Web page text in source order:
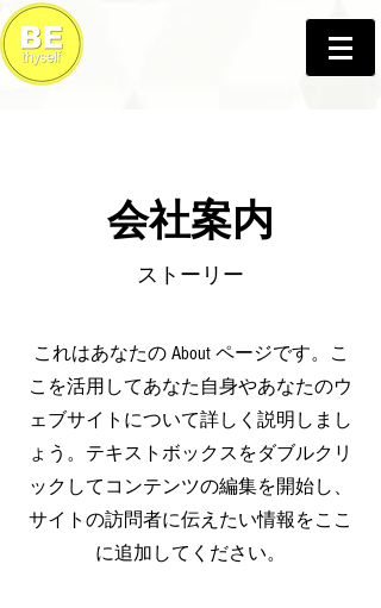
会社案内
ストーリー
これはあなたの About ページです。こ
こを活用してあなた自身やあなたのウ
ェブサイトについて詳しく説明しまし
ょう。テキストボックスをダブルクリ
ックしてコンテンツの編集を開始し、
サイトの訪問者に伝えたい情報をここ
に追加してください。